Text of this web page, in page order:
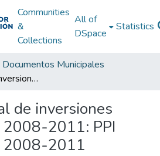
Communities
&
Collections
All of
DSpace
Statistics
Documentos Municipales
Plan Plurianual de inversiones Cóper Boyacá 2008-2011: PPI Cóper Boyacá 2008-2011
de inversiones
2008-2011: PPI
2008-2011